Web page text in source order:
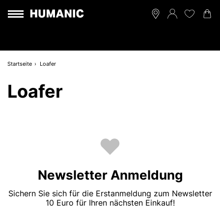
Startseite Loafer
Loafer
Newsletter Anmeldung
Sichern Sie sich für die Erstanmeldung zum Newsletter
10 Euro für Ihren nächsten Einkauf!